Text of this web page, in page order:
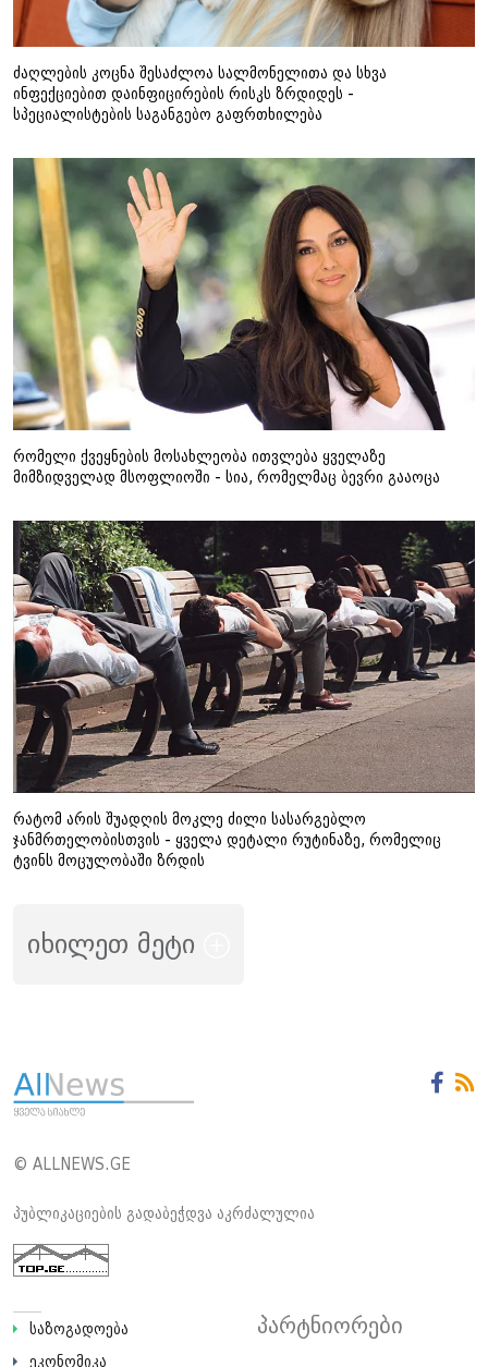
ძაღლების კოცნა შესაძლოა სალმონელითა და სხვა
ინფექციებით დაინფიცირების რისკს ზრდიდეს -
სპეციალისტების საგანგებო გაფრთხილება
რომელი ქვეყნების მოსახლეობა ითვლება ყველაზე
მიმზიდველად მსოფლიოში - სია, რომელმაც ბევრი გააოცა
რატომ არის შუადღის მოკლე ძილი სასარგებლო
ჯანმრთელობისთვის - ყველა დეტალი რუტინაზე, რომელიც
ტვინს მოცულობაში ზრდის
იხილეთ მეტი
© ALLNEWS.GE
პუბლიკაციების გადაბეჭდვა აკრძალულია
საზოგადოება
ეკონომიკა
პარტნიორები